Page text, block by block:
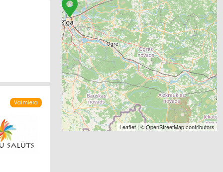
Valmiera
Leaflet | ©OpenStreetMapcontributors